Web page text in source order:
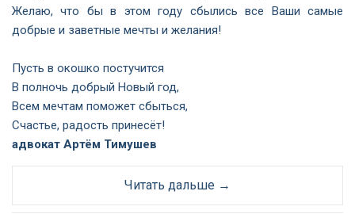
Желаю, что бы в этом году сбылись все Ваши самые
добрые и заветные мечты и желания!
Пусть в окошко постучится
В полночь добрый Новый год,
Всем мечтам поможет сбыться,
Счастье, радость принесёт!
адвокат Артём Тимушев
Читать дальше →